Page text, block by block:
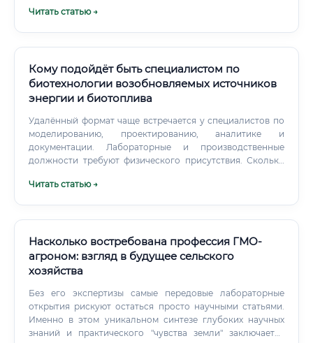
человеком ✅ Биоинженеры, освоившие машинное
Читать статью →
Кому подойдёт быть специалистом по
биотехнологии возобновляемых источников
энергии и биотоплива
Удалённый формат чаще встречается у специалистов по
моделированию, проектированию, аналитике и
документации. Лабораторные и производственные
должности требуют физического присутствия. Сколько
отрасли, образования и уровня ответственности.
Читать статью →
Насколько востребована профессия ГМО-
агроном: взгляд в будущее сельского
хозяйства
Без его экспертизы самые передовые лабораторные
открытия рискуют остаться просто научными статьями.
Именно в этом уникальном синтезе глубоких научных
знаний и практического "чувства земли" заключается